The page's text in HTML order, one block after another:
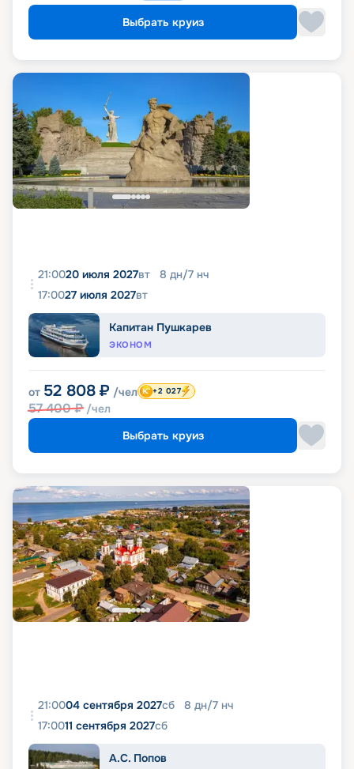
Выбрать круиз
21:0020 июля 2027вт 8 дн/7 нч
17:0027 июля 2027вт
Капитан Пушкарев
ЭКОНОМ
от 52 808 ₽ /чел
57 400₽ /чел
+2 027
Выбрать круиз
21:0004 сентября 2027сб 8 дн/7 нч
17:0011 сентября 2027сб
А.С. Попов